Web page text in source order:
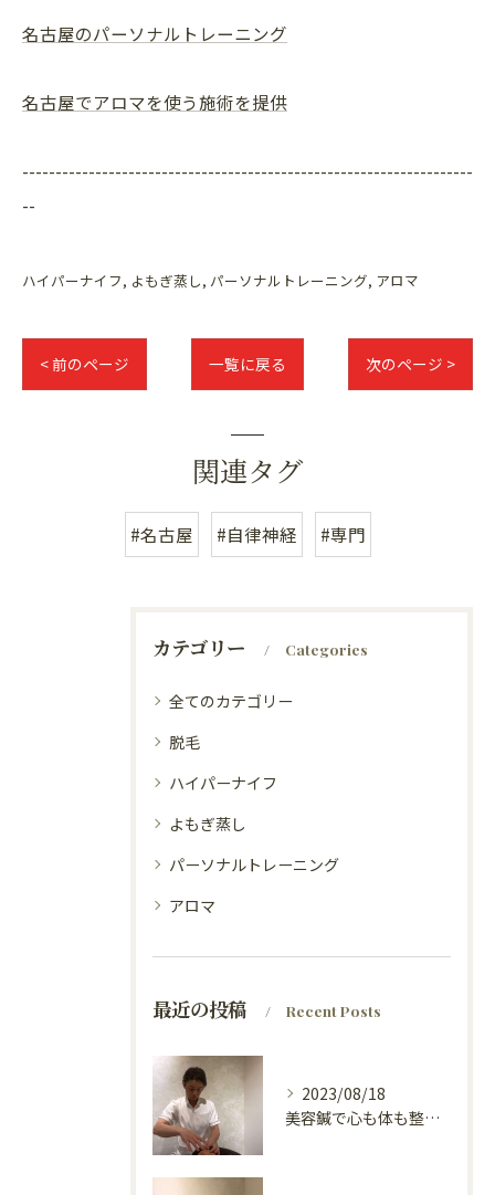
名古屋のパーソナルトレーニング
名古屋でアロマを使う施術を提供
--------------------------------------------------------------------
--
ハイパーナイフ よもぎ蒸し パーソナルトレーニング アロマ
< 前のページ 一覧に戻る 次のページ >
関連タグ
#名古屋 #自律神経 #専門
カテゴリー Categories
全てのカテゴリー
脱毛
ハイパーナイフ
よもぎ蒸し
パーソナルトレーニング
アロマ
最近の投稿 Recent Posts
2023/08/18
美容鍼で心も体も整えて！